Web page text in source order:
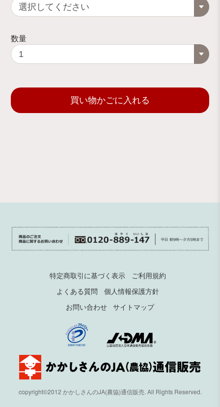
数量
買い物かごに入れる
特定商取引に基づく表示
ご利用規約
よくある質問
個人情報保護方針
お問い合わせ
サイトマップ
copyright©2012 かかしさんのJA(農協)通信販売. All Rights Reserved.